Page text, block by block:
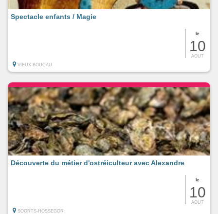
le
10
AOUT
Spectacle enfants / Magie
VIEUX-BOUCAU
le
10
AOUT
Découverte du métier d'ostréiculteur avec Alexandre
SOORTS-HOSSEGOR